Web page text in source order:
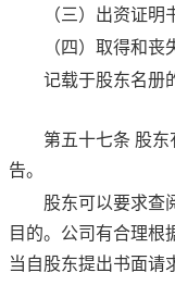
（三）出资证明
（四）取得和丧
记载于股东名册
第五十七条 股东
告。
股东可以要求查
目的。公司有合理根
当自股东提出书面请